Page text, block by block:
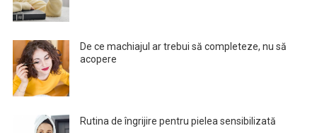
De ce machiajul ar trebui să completeze, nu să
acopere
Rutina de îngrijire pentru pielea sensibilizată